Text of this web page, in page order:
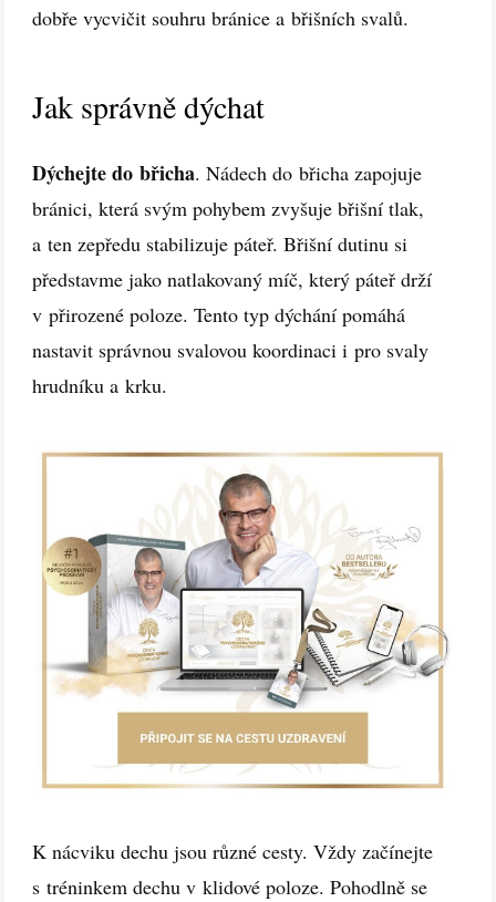
dobře vycvičit souhru bránice a břišních svalů.
Jak správně dýchat
Dýchejte do břicha. Nádech do břicha zapojuje
bránici, která svým pohybem zvyšuje břišní tlak,
a ten zepředu stabilizuje páteř. Břišní dutinu si
představme jako natlakovaný míč, který páteř drží
v přirozené poloze. Tento typ dýchání pomáhá
nastavit správnou svalovou koordinaci i pro svaly
hrudníku a krku.
K nácviku dechu jsou různé cesty. Vždy začínejte
s tréninkem dechu v klidové poloze. Pohodlně se